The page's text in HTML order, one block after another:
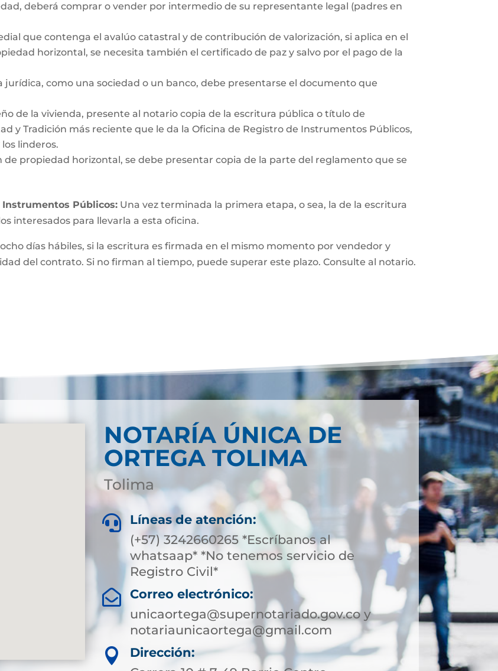
deberá comprar o vender por intermedio de su representante legal (padres en
que contenga el avalúo catastral y de contribución de valorización, si aplica en el
horizontal, se necesita también el certificado de paz y salvo por el pago de la
jurídica, como una sociedad o un banco, debe presentarse el documento que
de la vivienda, presente al notario copia de la escritura pública o título de
y Tradición más reciente que le da la Oficina de Registro de Instrumentos Públicos,
linderos.
propiedad horizontal, se debe presentar copia de la parte del reglamento que se
Públicos: Una vez terminada la primera etapa, o sea, la de la escritura
interesados para llevarla a esta oficina.
días hábiles, si la escritura es firmada en el mismo momento por vendedor y
del contrato. Si no firman al tiempo, puede superar este plazo. Consulte al notario.
NOTARÍA ÚNICA DE
ORTEGA TOLIMA
Tolima

Líneas de atención:
(+57) 3242660265 *Escríbanos al
whatsaap* *No tenemos servicio de
Registro Civil*

Correo electrónico:
unicaortega@supernotariado.gov.co y
notariaunicaortega@gmail.com

Dirección: